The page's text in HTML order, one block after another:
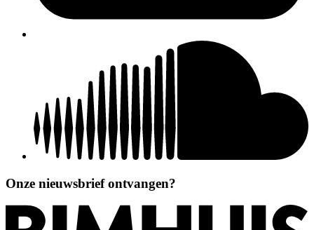
Onze nieuwsbrief ontvangen?